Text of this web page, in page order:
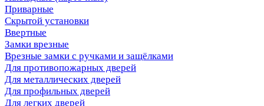
Приварные
Скрытой установки
Ввертные
Замки врезные
Врезные замки с ручками и защёлками
Для противопожарных дверей
Для металлических дверей
Для профильных дверей
Для легких дверей